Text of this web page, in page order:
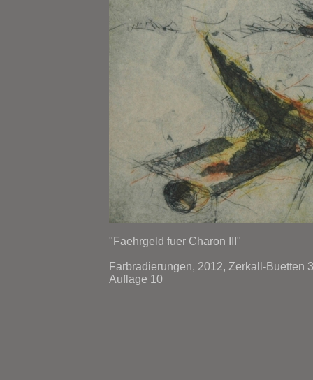
"Faehrgeld fuer Charon III"
Farbradierungen, 2012, Zerkall-Buetten
Auflage 10